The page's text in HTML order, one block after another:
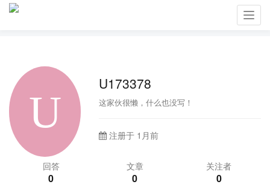
U173378
这家伙很懒，什么也没写！
注册于 1月前
回答
0
文章
0
关注者
0